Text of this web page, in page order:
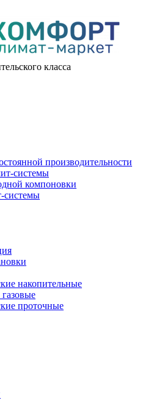
класса
производительности
системы
компоновки
системы
накопительные
проточные